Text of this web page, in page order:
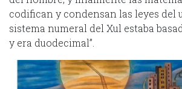
codifican y condensan las leyes del
sistema numeral del Xul estaba
y era duodecimal”.